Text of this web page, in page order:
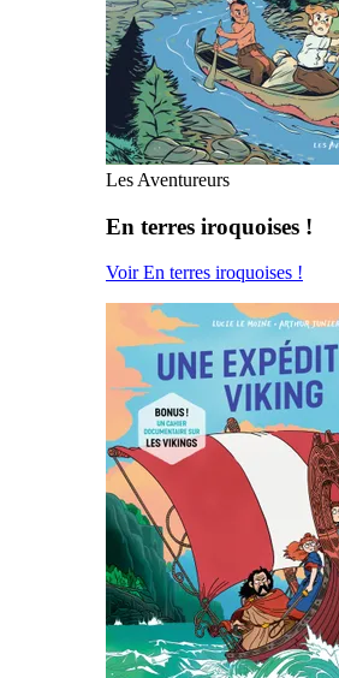
Les Aventureurs
En terres iroquoises !
Voir En terres iroquoises !